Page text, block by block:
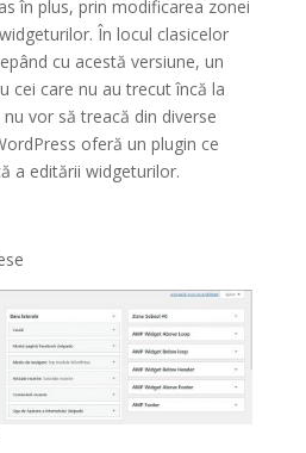
în plus, prin modificarea zonei
În locul clasicelor
cu acestă versiune, un
cei care nu au trecut încă la
vor să treacă din diverse
oferă un plugin ce
a editării widgeturilor.